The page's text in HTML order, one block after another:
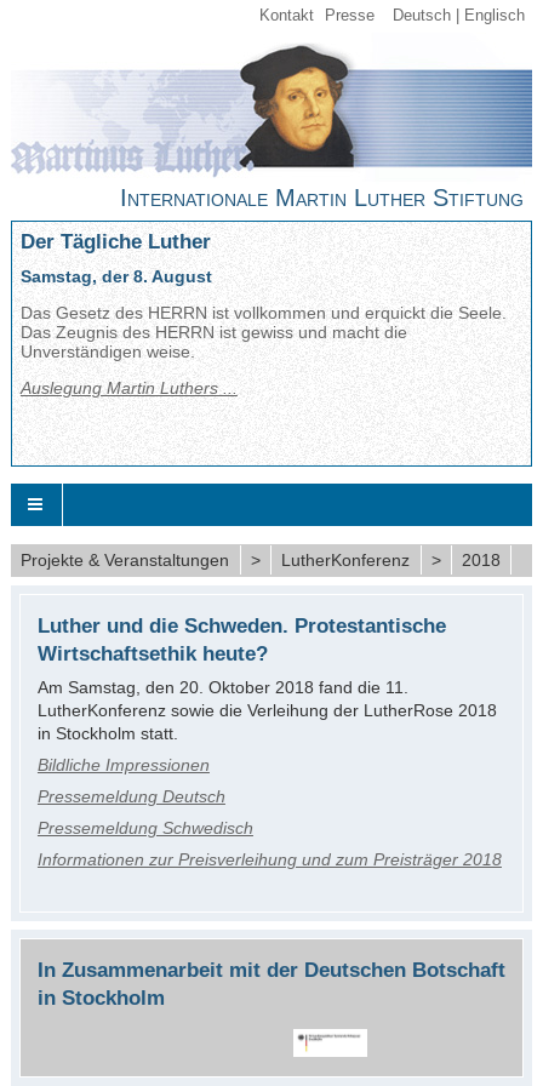
Kontakt Presse Deutsch Englisch
Internationale Martin Luther Stiftung
Der Tägliche Luther
Samstag, der 8. August
Das Gesetz des HERRN ist vollkommen und erquickt die Seele.
Das Zeugnis des HERRN ist gewiss und macht die
Unverständigen weise.
Auslegung Martin Luthers ...
Projekte & Veranstaltungen > LutherKonferenz > 2018
Luther und die Schweden. Protestantische
Wirtschaftsethik heute?
Am Samstag, den 20. Oktober 2018 fand die 11.
LutherKonferenz sowie die Verleihung der LutherRose 2018
in Stockholm statt.
Bildliche Impressionen
Pressemeldung Deutsch
Pressemeldung Schwedisch
Informationen zur Preisverleihung und zum Preisträger 2018
In Zusammenarbeit mit der Deutschen Botschaft
in Stockholm